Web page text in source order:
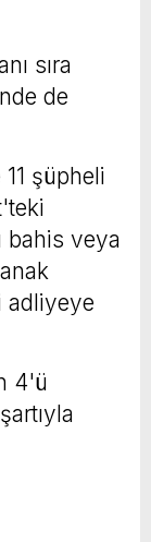
sıra
de
şüpheli
bahis veya
adliyeye
4'ü